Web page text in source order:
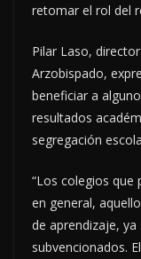
retomar el rol del
Pilar Laso,
Arzobispado,
beneficiar a
resultados
segregación
“Los colegios que
en general,
de aprendizaje,
subvencionados.